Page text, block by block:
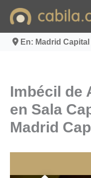
contenido
En: Madrid
Imbécil de
en Sala
Madrid